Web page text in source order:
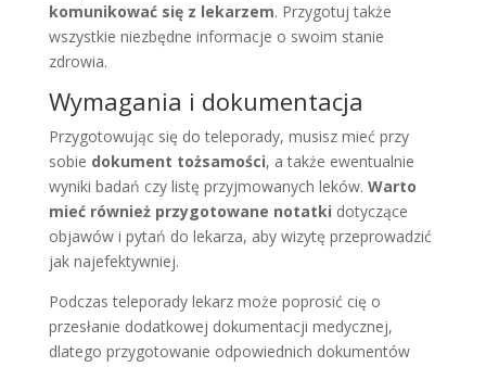
komunikować się z lekarzem. Przygotuj także
wszystkie niezbędne informacje o swoim stanie
zdrowia.
Wymagania i dokumentacja
Przygotowując się do teleporady, musisz mieć przy
sobie dokument tożsamości, a także ewentualnie
wyniki badań czy listę przyjmowanych leków. Warto
mieć również przygotowane notatki dotyczące
objawów i pytań do lekarza, aby wizytę przeprowadzić
jak najefektywniej.
Podczas teleporady lekarz może poprosić cię o
przesłanie dodatkowej dokumentacji medycznej,
dlatego przygotowanie odpowiednich dokumentów